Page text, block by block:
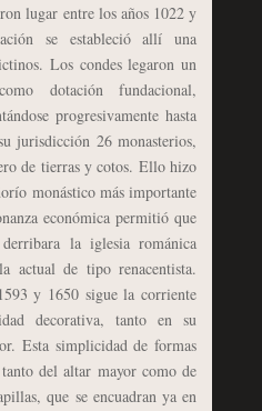
lugar entre los años 1022 y
se estableció allí una
Los condes legaron un
dotación fundacional,
progresivamente hasta
jurisdicción 26 monasterios,
de tierras y cotos. Ello hizo
monástico más importante
económica permitió que
la iglesia románica
actual de tipo renacentista.
y 1650 sigue la corriente
decorativa, tanto en su
Esta simplicidad de formas
del altar mayor como de
que se encuadran ya en